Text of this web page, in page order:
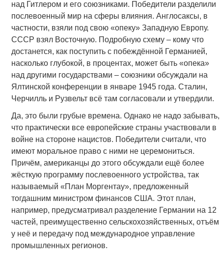
над Гитлером и его союзниками. Победители разделили
послевоенный мир на сферы влияния. Англосаксы, в
частности, взяли под свою «опеку» Западную Европу.
СССР взял Восточную. Подробную схему – кому что
достанется, как поступить с побеждённой Германией,
насколько глубокой, в процентах, может быть «опека»
над другими государствами – союзники обсуждали на
Ялтинской конференции в январе 1945 года. Сталин,
Черчилль и Рузвельт всё там согласовали и утвердили.
Да, это были грубые времена. Однако не надо забывать,
что практически все европейские страны участвовали в
войне на стороне нацистов. Победители считали, что
имеют моральное право с ними не церемониться.
Причём, американцы до этого обсуждали ещё более
жёсткую программу послевоенного устройства, так
называемый «План Моргентау», предложенный
тогдашним министром финансов США. Этот план,
например, предусматривал разделение Германии на 12
частей, преимущественно сельскохозяйственных, отъём
у неё и передачу под международное управление
промышленных регионов.